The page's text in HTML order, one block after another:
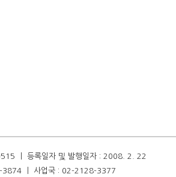
ㅣ 등록일자 및 발행일자 : 2008. 2. 22
3874 ㅣ 사업국 : 02-2128-3377